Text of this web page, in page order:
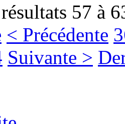
57 à
< Précédente
Suivante >